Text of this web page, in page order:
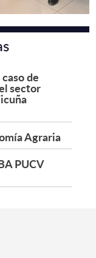
de
sector
Agraria
PUCV